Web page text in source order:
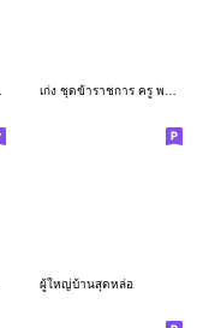
ผู้ใหญ่บ้านสุดหล่อ